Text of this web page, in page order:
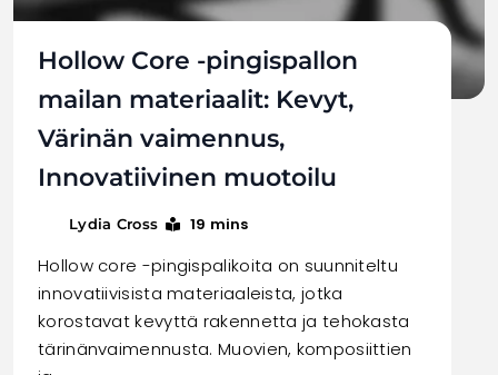
Hollow Core -pingispallon
mailan materiaalit: Kevyt,
Värinän vaimennus,
Innovatiivinen muotoilu
Lydia Cross 19 mins
Hollow core -pingispalikoita on suunniteltu
innovatiivisista materiaaleista, jotka
korostavat kevyttä rakennetta ja tehokasta
tärinänvaimennusta. Muovien, komposiittien